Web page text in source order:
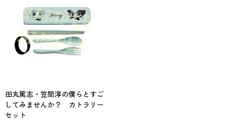
田丸篤志・笠間淳の僕らとすご
してみませんか？ カトラリー
セット